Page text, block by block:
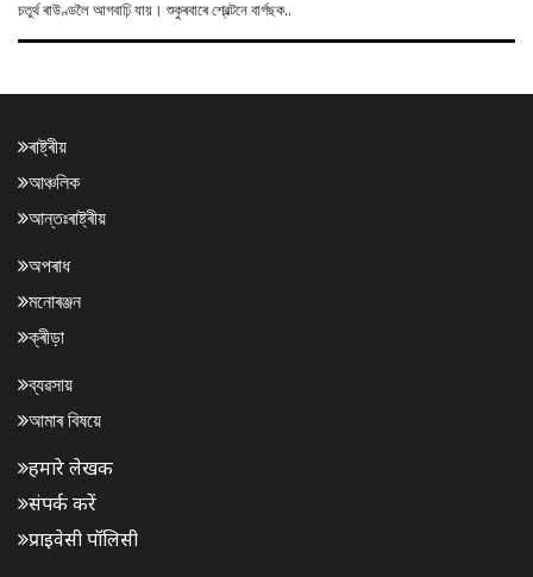
চতুৰ্থ ৰাউণ্ডলৈ আগবাঢ়ি যায়। শুকুৰবাৰে শ্বেল্টনে বাৰ্গছক..
ৰাষ্ট্ৰীয়
আঞ্চলিক
আন্তঃৰাষ্ট্ৰীয়
অপৰাধ
মনোৰঞ্জন
ক্ৰীড়া
ব্যৱসায়
আমাৰ বিষয়ে
हमारे लेखक
संपर्क करें
प्राइवेसी पॉलिसी